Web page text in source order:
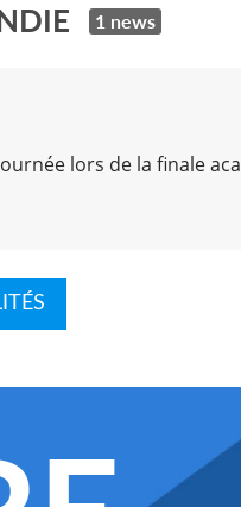
1 news
lors de la finale